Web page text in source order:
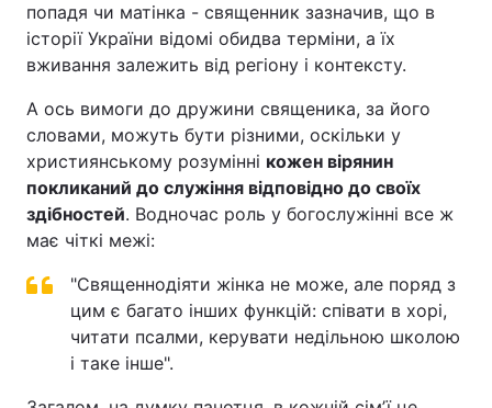
попадя чи матінка - священник зазначив, що в
історії України відомі обидва терміни, а їх
вживання залежить від регіону і контексту.
А ось вимоги до дружини священика, за його
словами, можуть бути різними, оскільки у
християнському розумінні кожен вірянин
покликаний до служіння відповідно до своїх
здібностей. Водночас роль у богослужінні все ж
має чіткі межі:
"Священнодіяти жінка не може, але поряд з
цим є багато інших функцій: співати в хорі,
читати псалми, керувати недільною школою
і таке інше".